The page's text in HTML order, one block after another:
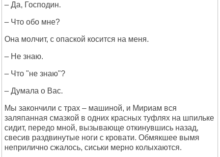
– Да, Господин.
– Что обо мне?
Она молчит, с опаской косится на меня.
– Не знаю.
– Что "не знаю"?
– Думала о Вас.
Мы закончили с трах – машиной, и Мириам вся
заляпанная смазкой в одних красных туфлях на шпильке
сидит, передо мной, вызывающе откинувшись назад,
свесив раздвинутые ноги с кровати. Обмякшее вымя
неприлично сжалось, сиськи мерно колыхаются.